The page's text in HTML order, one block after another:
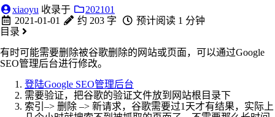
xiaoyu 收录于
202101
2021-01-01
约 203 字
预计阅读 1 分钟
目录
有时可能需要删除被谷歌删除的网站或页面，可以通过Google
SEO管理后台进行修改。
登陆Google SEO管理后台
需要验证，把谷歌的验证文件放到网站根目录下
索引–> 删除 –> 新请求，谷歌需要过1天才有结果，实际上